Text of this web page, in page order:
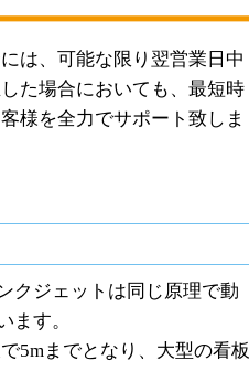
は、可能な限り翌営業日中
た場合においても、最短時
様を全力でサポート致しま
クジェットは同じ原理で動
ます。
5mまでとなり、大型の看板